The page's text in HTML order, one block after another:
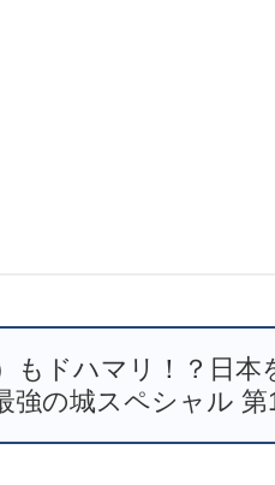
もドハマリ！？日本
強の城スペシャル 第